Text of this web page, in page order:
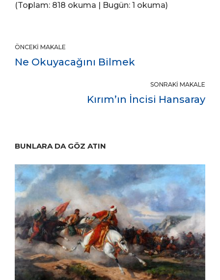
(Toplam: 818 okuma | Bugün: 1 okuma)
ÖNCEKI MAKALE
Ne Okuyacağını Bilmek
SONRAKI MAKALE
Kırım’ın İncisi Hansaray
BUNLARA DA GÖZ ATIN